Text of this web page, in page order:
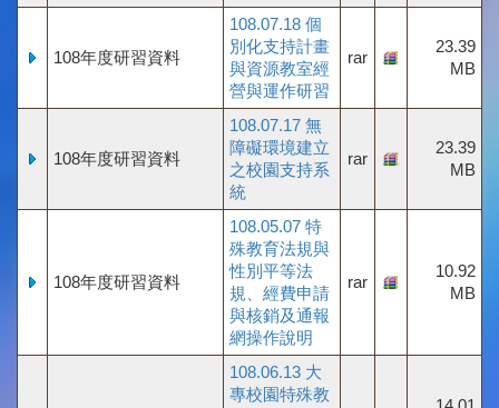
108年度研習資料
108.07.18 個
別化支持計畫
與資源教室經
營與運作研習
rar
23.39
MB
108年度研習資料
108.07.17 無
障礙環境建立
之校園支持系
統
rar
23.39
MB
108年度研習資料
108.05.07 特
殊教育法規與
性別平等法
規、經費申請
與核銷及通報
網操作說明
rar
10.92
MB
108.06.13 大
專校園特殊教